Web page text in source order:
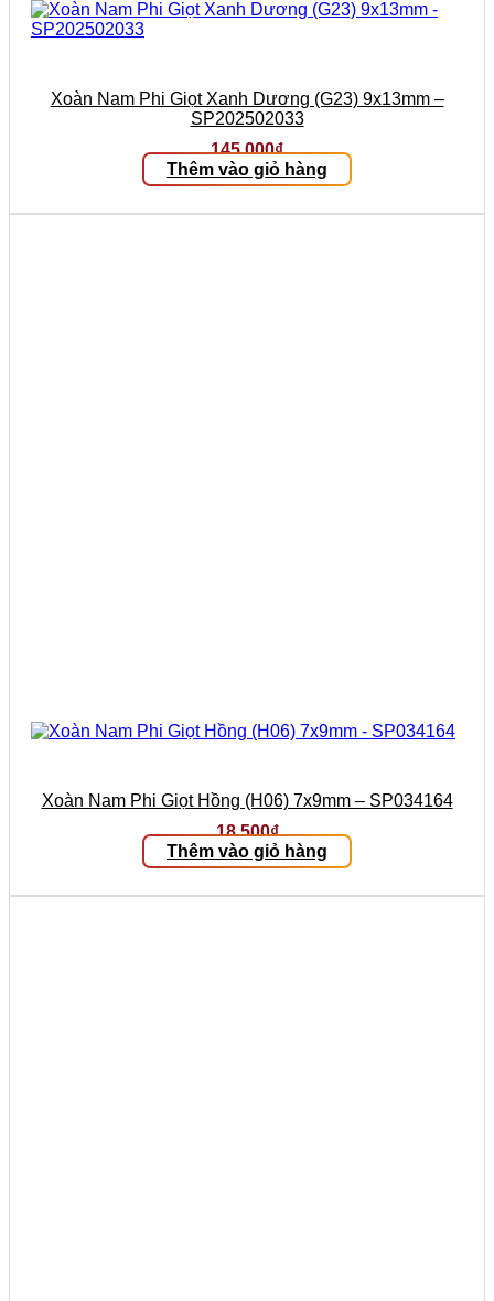
Xoàn Nam Phi Giọt Xanh Dương (G23) 9x13mm –
SP202502033
145.000₫
Thêm vào giỏ hàng
Xoàn Nam Phi Giọt Hồng (H06) 7x9mm – SP034164
18.500₫
Thêm vào giỏ hàng